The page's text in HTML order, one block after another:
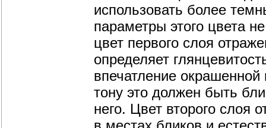
использовать более
параметры этого цвета
цвет первого слоя
определяет
впечатление
тону это должен быть
него. Цвет второго слоя